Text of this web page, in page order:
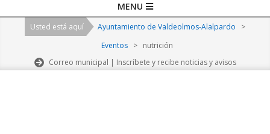
Navigation
MENU
Usted está aquí Ayuntamiento de Valdeolmos-Alalpardo
>
Eventos
> nutrición
Correo municipal | Inscríbete y recibe noticias y avisos